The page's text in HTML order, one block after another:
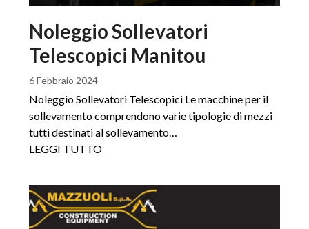
Noleggio Sollevatori
Telescopici Manitou
6 Febbraio 2024
Noleggio Sollevatori Telescopici Le macchine per il
sollevamento comprendono varie tipologie di mezzi
tutti destinati al sollevamento…
LEGGI TUTTO